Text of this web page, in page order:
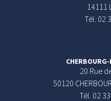
14111
Tél. 02
20 Rue
50120
Tél. 02